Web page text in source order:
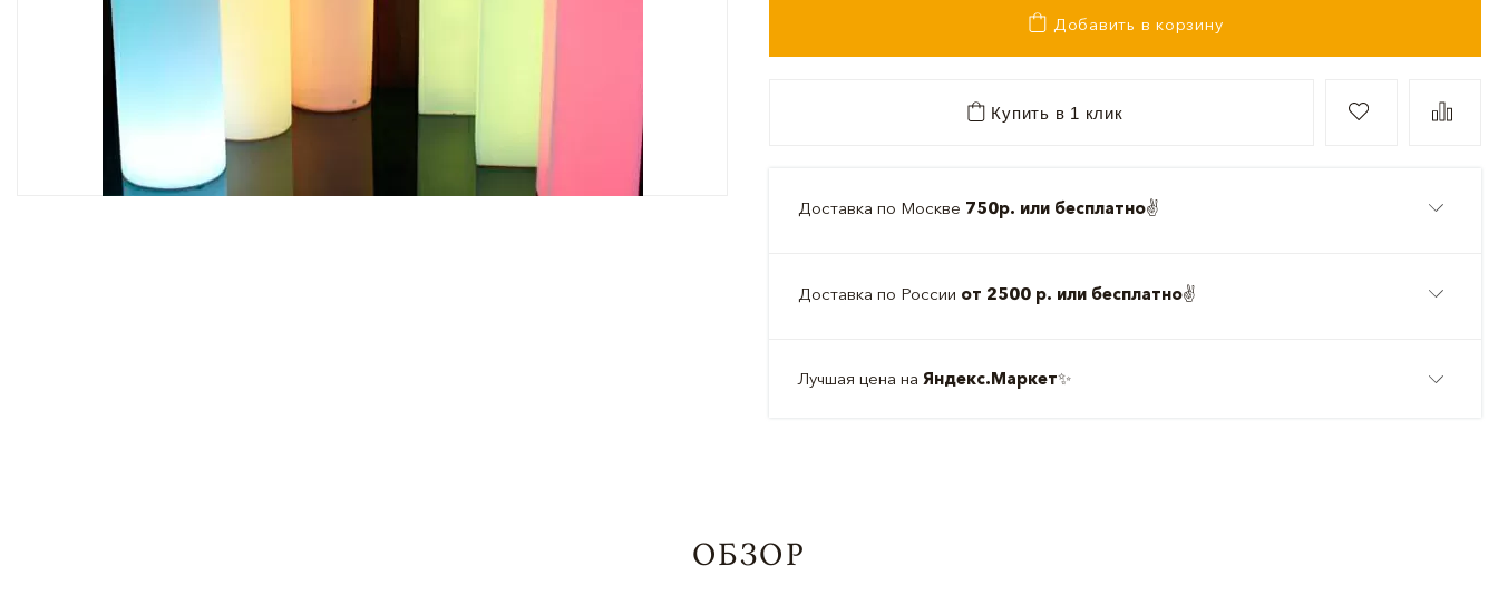
Добавить в корзину
Купить в 1 клик
Доставка по Москве 750р. или бесплатно✌️
Доставка по России от 2500 р. или бесплатно✌️
Лучшая цена на Яндекс.Маркет✨
ОБЗОР